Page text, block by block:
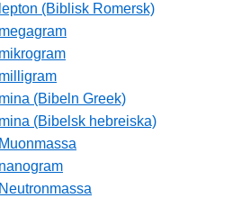
(Biblisk Romersk)
(Bibeln Greek)
(Bibelsk hebreiska)